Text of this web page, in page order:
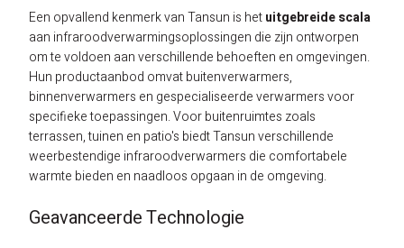
Een opvallend kenmerk van Tansun is hetuitgebreide scala
aan infraroodverwarmingsoplossingen die zijn ontworpen
om te voldoen aan verschillende behoeften en omgevingen.
Hun productaanbod omvat buitenverwarmers,
binnenverwarmers en gespecialiseerde verwarmers voor
specifieke toepassingen. Voor buitenruimtes zoals
terrassen, tuinen en patio's biedt Tansun verschillende
weerbestendige infraroodverwarmers die comfortabele
warmte bieden en naadloos opgaan in de omgeving.
Geavanceerde Technologie